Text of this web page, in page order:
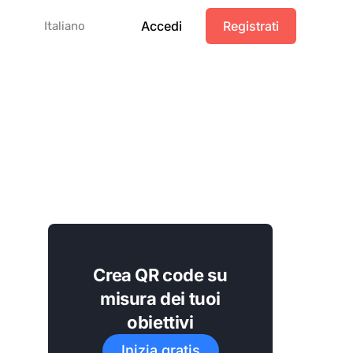
Italiano Accedi Registrati
Crea QR code su
misura dei tuoi
obiettivi